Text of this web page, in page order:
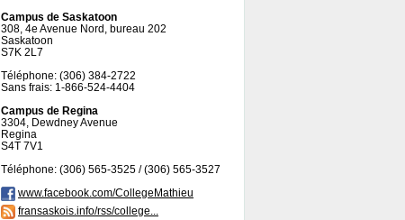
Campus de Saskatoon
308, 4e Avenue Nord, bureau 202
Saskatoon
S7K 2L7
Téléphone: (306) 384-2722
Sans frais: 1-866-524-4404
Campus de Regina
3304, Dewdney Avenue
Regina
S4T 7V1
Téléphone: (306) 565-3525 / (306) 565-3527
www.facebook.com/CollegeMathieu
fransaskois.info/rss/college...